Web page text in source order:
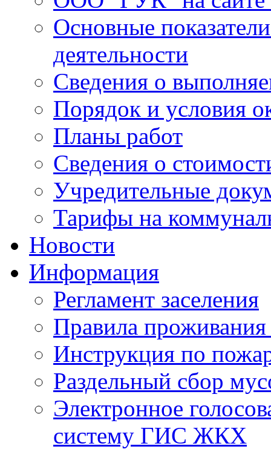
Основные
деятельности
Сведения о
Порядок и условия
Планы работ
Сведения о
Учредительные
Тарифы на
Новости
Информация
Регламент заселения
Правила
Инструкция по
Раздельный сбор
Электронное
систему ГИС ЖКХ